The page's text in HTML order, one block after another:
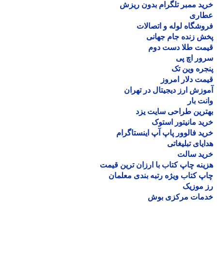
ممبر تلگرام بدون ریزش
لوله و اتصالات
زنده جام جهانی
طلا دست دوم
اچ پی
وین تک
دلار امروز
ارز دیجیتال در تهران
بار
طراحی سایت یزد
مانیتور استوک
فالوور پاپ آپ اینستاگرام
تبلیغاتی
سالت
چاپ کتاب با ارزان ترین قیمت
کتاب ویژه رتبه بندی معلمان
موزیک
مرکزی بوش